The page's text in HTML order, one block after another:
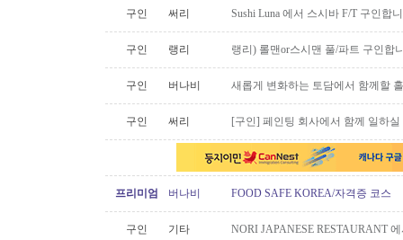
구인 써리 Sushi Luna 에서 스시바 F/T 구인합
구인 랭리 랭리) 롤맨or스시맨 풀/파트 구인합
구인 버나비 새롭게 변화하는 토담에서 함께할
구인 써리 [구인] 페인팅 회사에서 함께 일하
프리미엄 버나비 FOOD SAFE KOREA/자격증 코스
구인 기타 NORI JAPANESE RESTAURANT